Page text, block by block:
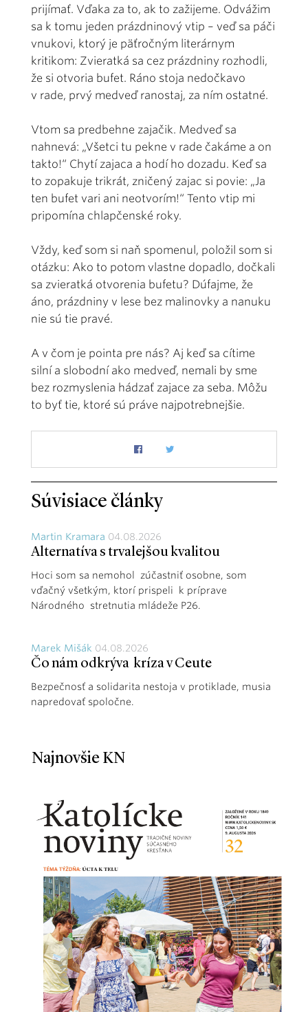
prijímať. Vďaka za to, ak to zažijeme. Odvážim
sa k tomu jeden prázdninový vtip – veď sa páči
vnukovi, ktorý je päťročným literárnym
kritikom: Zvieratká sa cez prázdniny rozhodli,
že si otvoria bufet. Ráno stoja nedočkavo
v rade, prvý medveď ranostaj, za ním ostatné.
Vtom sa predbehne zajačik. Medveď sa
nahnevá: „Všetci tu pekne v rade čakáme a on
takto!“ Chytí zajaca a hodí ho dozadu. Keď sa
to zopakuje trikrát, zničený zajac si povie: „Ja
ten bufet vari ani neotvorím!“ Tento vtip mi
pripomína chlapčenské roky.
Vždy, keď som si naň spomenul, položil som si
otázku: Ako to potom vlastne dopadlo, dočkali
sa zvieratká otvorenia bufetu? Dúfajme, že
áno, prázdniny v lese bez malinovky a nanuku
nie sú tie pravé.
A v čom je pointa pre nás? Aj keď sa cítime
silní a slobodní ako medveď, nemali by sme
bez rozmyslenia hádzať zajace za seba. Môžu
to byť tie, ktoré sú práve najpotrebnejšie.
Súvisiace články
Martin Kramara 04.08.2026
Alternatíva s trvalejšou kvalitou
Hoci som sa nemohol zúčastniť osobne, som
vďačný všetkým, ktorí prispeli k príprave
Národného stretnutia mládeže P26.
Marek Mišák 04.08.2026
Čo nám odkrýva kríza v Ceute
Bezpečnosť a solidarita nestoja v protiklade, musia
napredovať spoločne.
Najnovšie KN